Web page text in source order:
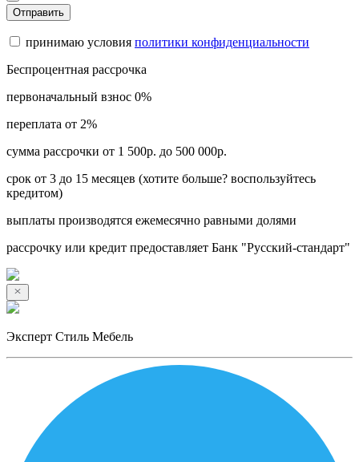
Отправить
принимаю условия политики конфиденциальности
Беспроцентная рассрочка
первоначальный взнос 0%
переплата от 2%
сумма рассрочки от 1 500р. до 500 000р.
срок от 3 до 15 месяцев (хотите больше? воспользуйтесь
кредитом)
выплаты производятся ежемесячно равными долями
рассрочку или кредит предоставляет Банк "Русский-стандарт"
Эксперт Стиль Мебель